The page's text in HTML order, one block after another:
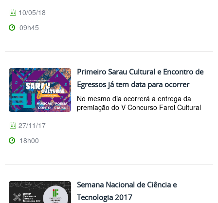
10/05/18
09h45
Primeiro Sarau Cultural e Encontro de
Egressos já tem data para ocorrer
No mesmo dia ocorrerá a entrega da
premiação do V Concurso Farol Cultural
27/11/17
18h00
Semana Nacional de Ciência e
Tecnologia 2017